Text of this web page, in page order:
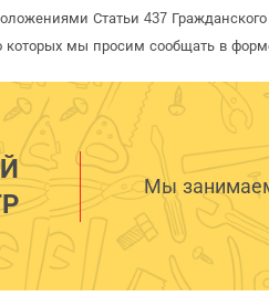
Статьи 437
которых мы просим сообщать в
Мы